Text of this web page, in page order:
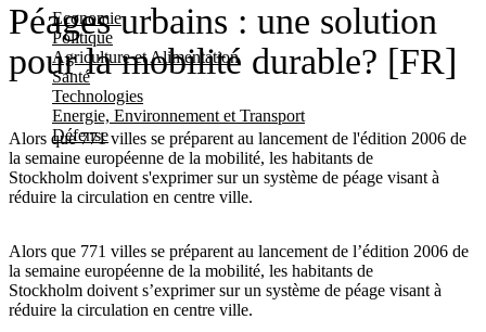
Economie
Politique
Agriculture et Alimentation
Santé
Technologies
Energie, Environnement et Transport
Défense
Péages urbains : une solution
pour la mobilité durable? [FR]
Alors que 771 villes se préparent au lancement de l'édition 2006 de
la semaine européenne de la mobilité, les habitants de
Stockholm doivent s'exprimer sur un système de péage visant à
réduire la circulation en centre ville.
Alors que 771 villes se préparent au lancement de l’édition 2006 de
la semaine européenne de la mobilité, les habitants de
Stockholm doivent s’exprimer sur un système de péage visant à
réduire la circulation en centre ville.